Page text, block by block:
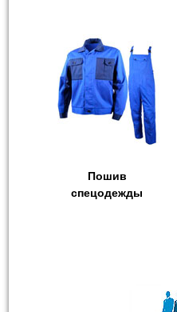
Пошив
спецодежды